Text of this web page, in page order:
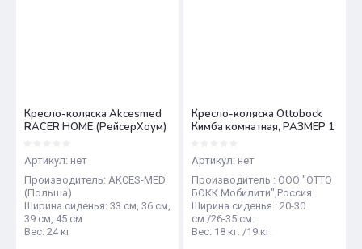
Кресло-коляска Akcesmed
RACER HOME (РейсерХоум)
Артикул: нет
Производитель: AKCES-MED
(Польша)
Ширина сиденья: 33 см, 36 см,
39 см, 45 см
Вес: 24 кг
Кресло-коляска Ottobock
Кимба комнатная, РАЗМЕР 1
Артикул: нет
Производитель : ООО "ОТТО
БОКК Мобилити",Россия
Ширина сиденья : 20-30
см./26-35 см.
Вес: 18 кг. /19 кг.